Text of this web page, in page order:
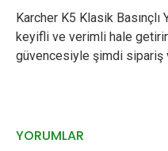
Karcher K5 Klasik
keyifli ve verimli hale
güvencesiyle şimdi sipariş
YORUMLAR